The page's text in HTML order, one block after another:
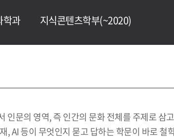
학과 지식콘텐츠학부(~2020)
인문의 영역, 즉 인간의 문화 전체를 주제로
, AI 등이 무엇인지 묻고 답하는 학문이 바로